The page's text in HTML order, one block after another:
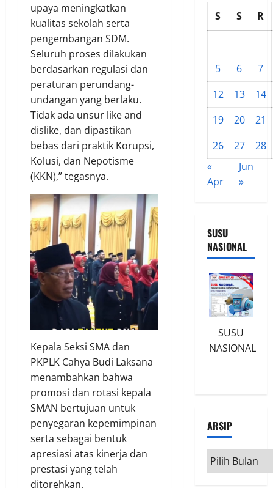
upaya meningkatkan
kualitas sekolah serta
pengembangan SDM.
Seluruh proses dilakukan
berdasarkan regulasi dan
peraturan perundang-
undangan yang berlaku.
Tidak ada unsur like and
dislike, dan dipastikan
bebas dari praktik Korupsi,
Kolusi, dan Nepotisme
(KKN),” tegasnya.
Kepala Seksi SMA dan
PKPLK Cahya Budi Laksana
menambahkan bahwa
promosi dan rotasi kepala
SMAN bertujuan untuk
penyegaran kepemimpinan
serta sebagai bentuk
apresiasi atas kinerja dan
prestasi yang telah
ditorehkan.
S S R
5 6
7
12
13
14
19
20
21
26
27
28
«
Apr
Jun
»
SUSU
NASIONAL
SUSU
NASIONAL
ARSIP
Arsip